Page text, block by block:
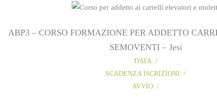
ABP3 – CORSO FORMAZIONE PER ADDETTO
SEMOVENTI – Jesi
DATA: /
SCADENZA ISCRIZIONI: /
AVVIO: /